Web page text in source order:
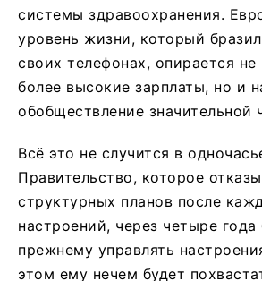
системы здравоохранения.
уровень жизни, который
своих телефонах, опирается не
более высокие зарплаты, но и
обобществление значительной
Всё это не случится в
Правительство, которое
структурных планов после
настроений, через четыре года
прежнему управлять
этом ему нечем будет